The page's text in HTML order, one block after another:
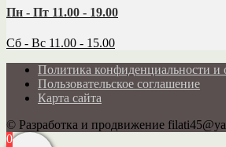
Пн - Пт 11.00 - 19.00
Сб - Вс 11.00 - 15.00
Политика конфиденциальности и
Пользовательское соглашение
Карта сайта
© Разработка и продвижение
0